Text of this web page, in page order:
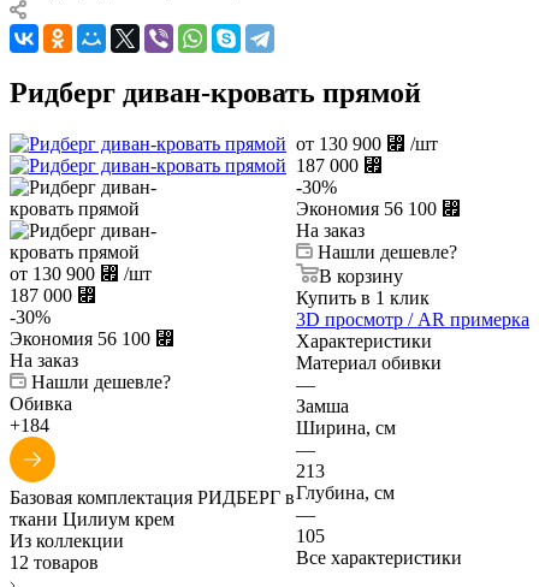
Ридберг диван-кровать прямой
от 130 900 ⃏ /шт
187 000 ⃏
-30%
Экономия 56 100 ⃏
На заказ
Нашли дешевле?
В корзину
Купить в 1 клик
3D просмотр / AR примерка
Характеристики
Материал обивки
—
Замша
Ширина, см
—
213
Глубина, см
—
105
Все характеристики
от 130 900 ⃏ /шт
187 000 ⃏
-30%
Экономия 56 100 ⃏
На заказ
Нашли дешевле?
Обивка
+184
Базовая комплектация РИДБЕРГ в
ткани Цилиум крем
Из коллекции
12 товаров